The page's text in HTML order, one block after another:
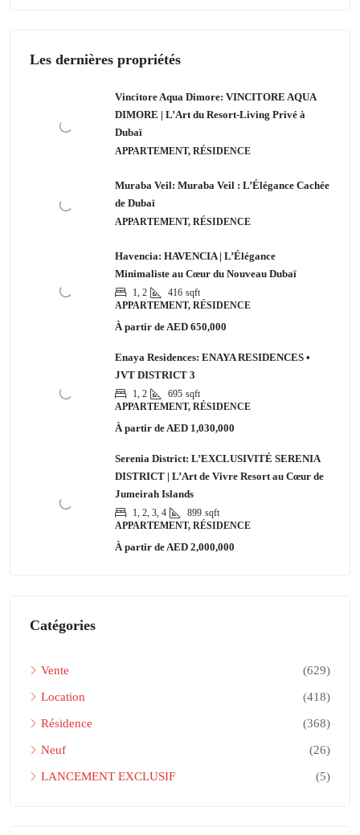
Les dernières propriétés
Vincitore Aqua Dimore: VINCITORE AQUA
DIMORE | L’Art du Resort-Living Privé à
Dubaï
APPARTEMENT, RÉSIDENCE
Muraba Veil: Muraba Veil : L’Élégance Cachée
de Dubaï
APPARTEMENT, RÉSIDENCE
Havencia: HAVENCIA | L’Élégance
Minimaliste au Cœur du Nouveau Dubaï
1, 2 416 sqft
APPARTEMENT, RÉSIDENCE
À partir de AED 650,000
Enaya Residences: ENAYA RESIDENCES •
JVT DISTRICT 3
1, 2 695 sqft
APPARTEMENT, RÉSIDENCE
À partir de AED 1,030,000
Serenia District: L’EXCLUSIVITÉ SERENIA
DISTRICT | L’Art de Vivre Resort au Cœur de
Jumeirah Islands
1, 2, 3, 4 899 sqft
APPARTEMENT, RÉSIDENCE
À partir de AED 2,000,000
Catégories
Vente (629)
Location (418)
Résidence (368)
Neuf (26)
LANCEMENT EXCLUSIF (5)